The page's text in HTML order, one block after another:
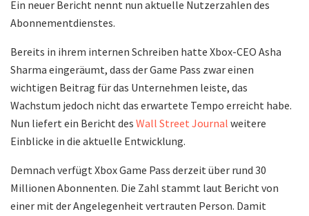
Ein neuer Bericht nennt nun aktuelle Nutzerzahlen des
Abonnementdienstes.
Bereits in ihrem internen Schreiben hatte Xbox-CEO Asha
Sharma eingeräumt, dass der Game Pass zwar einen
wichtigen Beitrag für das Unternehmen leiste, das
Wachstum jedoch nicht das erwartete Tempo erreicht habe.
Nun liefert ein Bericht des Wall Street Journal weitere
Einblicke in die aktuelle Entwicklung.
Demnach verfügt Xbox Game Pass derzeit über rund 30
Millionen Abonnenten. Die Zahl stammt laut Bericht von
einer mit der Angelegenheit vertrauten Person. Damit